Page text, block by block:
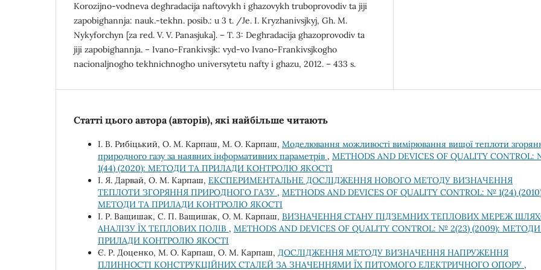
Korozijno-vodneva deghradacija naftovykh i ghazovykh truboprovodiv ta jiji
zapobighannja: nauk.-tekhn. posib.: u 3 t. /Je. I. Kryzhanivsjkyj, Gh. M.
Nykyforchyn [za red. V. V. Panasjuka]. – T. 3: Deghradacija ghazoprovodiv ta
jiji zapobighannja. – Ivano-Frankivsjk: vyd-vo Ivano-Frankivsjkogho
nacionaljnogho tekhnichnogho universytetu nafty i ghazu, 2012. – 433 s.
Статті цього автора (авторів), які найбільше читають
І. В. Рибіцький, О. М. Карпаш, M. O. Карпаш, Моделювання можливості вимірювання вищої теплоти
природного газу за наявних інформативних параметрів , METHODS AND DEVICES OF QUALITY CONTROL:
1(44) (2020): МЕТОДИ ТА ПРИЛАДИ КОНТРОЛЮ ЯКОСТІ
І. Я. Дарвай, О. М. Карпаш, ЕКСПЕРИМЕНТАЛЬНЕ ДОСЛІДЖЕННЯ НОВОГО МЕТОДУ ВИЗНАЧЕННЯ
ТЕПЛОТИ ЗГОРЯННЯ ПРИРОДНОГО ГАЗУ , METHODS AND DEVICES OF QUALITY CONTROL: № 1(24)
МЕТОДИ ТА ПРИЛАДИ КОНТРОЛЮ ЯКОСТІ
І. Р. Ващишак, С. П. Ващишак, О. М. Карпаш, ВИЗНАЧЕННЯ СТАНУ ПІДЗЕМНИХ ТЕПЛОВИХ МЕРЕЖ
АНАЛІЗУ ЇХ ТЕПЛОВИХ ПОЛІВ , METHODS AND DEVICES OF QUALITY CONTROL: № 2(23) (2009):
ПРИЛАДИ КОНТРОЛЮ ЯКОСТІ
Є. Р. Доценко, М. О. Карпаш, О. М. Карпаш, ДОСЛІДЖЕННЯ МЕТОДУ ВИЗНАЧЕННЯ НАПРУЖЕННЯ
ПЛИННОСТІ КОНСТРУКЦІЙНИХ СТАЛЕЙ ЗА ЗНАЧЕННЯМИ ЇХ ПИТОМОГО ЕЛЕКТРИЧНОГО ОПОРУ ,